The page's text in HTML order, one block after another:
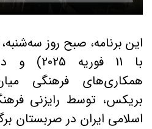
با 11
همکاری‌های فرهنگی
بریکس، توسط رایزنی
اسلامی ایران در صربستان